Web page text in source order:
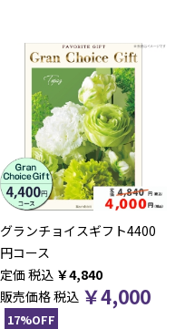
グランチョイスギフト4400
円コース
税込 ￥4,840
販売価格税込 ￥4,000
17%OFF